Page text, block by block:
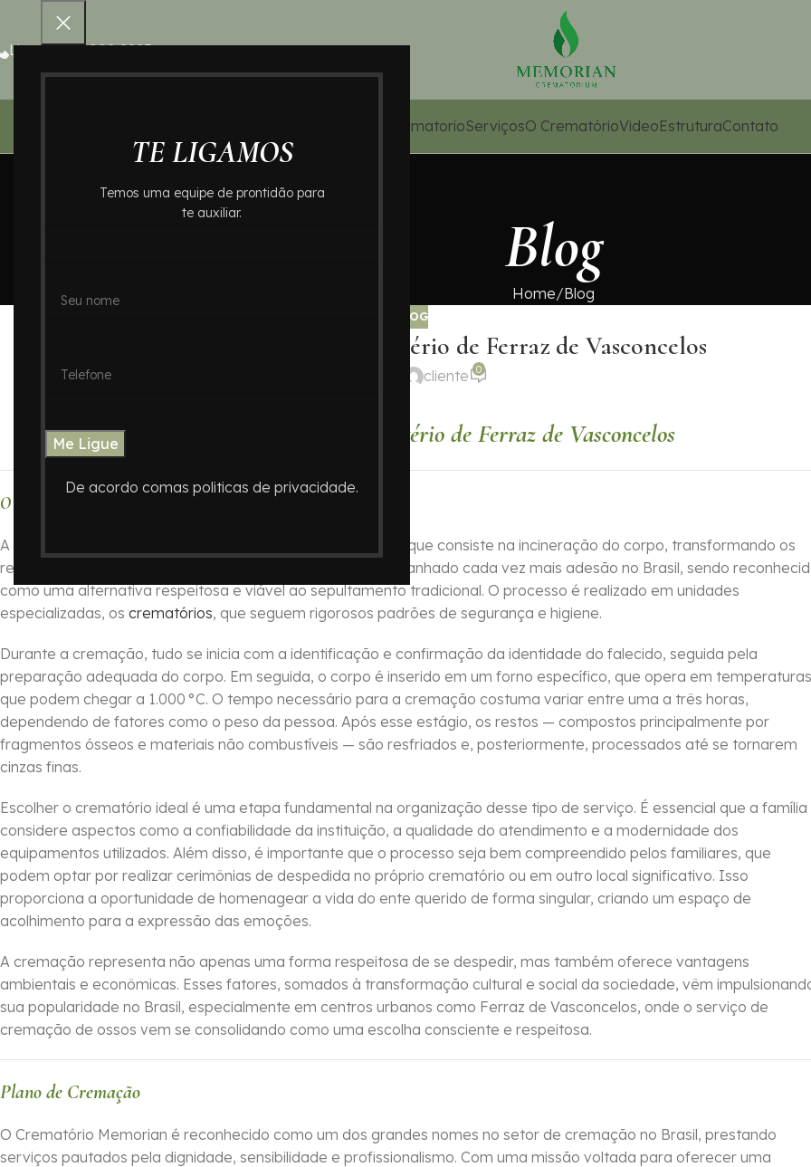
TE LIGAMOS
Temos uma equipe de prontidão para
te auxiliar.
De acordo comas politicas de privacidade.
Ligue 0800 000 8995
Home – CrematorioServiçosO CrematórioVideoEstruturaContato
Blog
Home Blog
BLOG
Cremação de Ossos no Cemitério de Ferraz de Vasconcelos
cliente 0
Cremação de Ossos no Cemitério de Ferraz de Vasconcelos
O que é a Cremação de Restos Mortais?
A cremação de restos mortais (ossos) é um procedimento que consiste na incineração do corpo, transformando os
restos físicos em cinzas. Esse método de destinação tem ganhado cada vez mais adesão no Brasil, sendo
como uma alternativa respeitosa e viável ao sepultamento tradicional. O processo é realizado em unidades
especializadas, os crematórios, que seguem rigorosos padrões de segurança e higiene.
Durante a cremação, tudo se inicia com a identificação e confirmação da identidade do falecido, seguida pela
preparação adequada do corpo. Em seguida, o corpo é inserido em um forno específico, que opera em temperaturas
que podem chegar a 1.000 °C. O tempo necessário para a cremação costuma variar entre uma a três horas,
dependendo de fatores como o peso da pessoa. Após esse estágio, os restos — compostos principalmente por
fragmentos ósseos e materiais não combustíveis — são resfriados e, posteriormente, processados até se tornarem
cinzas finas.
Escolher o crematório ideal é uma etapa fundamental na organização desse tipo de serviço. É essencial que a família
considere aspectos como a confiabilidade da instituição, a qualidade do atendimento e a modernidade dos
equipamentos utilizados. Além disso, é importante que o processo seja bem compreendido pelos familiares, que
podem optar por realizar cerimônias de despedida no próprio crematório ou em outro local significativo. Isso
proporciona a oportunidade de homenagear a vida do ente querido de forma singular, criando um espaço de
acolhimento para a expressão das emoções.
A cremação representa não apenas uma forma respeitosa de se despedir, mas também oferece vantagens
ambientais e econômicas. Esses fatores, somados à transformação cultural e social da sociedade, vêm
sua popularidade no Brasil, especialmente em centros urbanos como Ferraz de Vasconcelos, onde o serviço de
cremação de ossos vem se consolidando como uma escolha consciente e respeitosa.
Plano de Cremação
O Crematório Memorian é reconhecido como um dos grandes nomes no setor de cremação no Brasil, prestando
serviços pautados pela dignidade, sensibilidade e profissionalismo. Com uma missão voltada para oferecer uma